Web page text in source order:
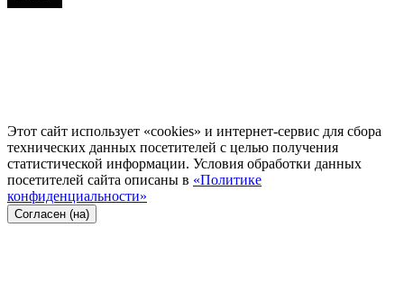
Этот сайт использует «cookies» и интернет-сервис для сбора
технических данных посетителей с целью получения
статистической информации. Условия обработки данных
посетителей сайта описаны в «Политике
конфиденциальности»
Согласен (на)